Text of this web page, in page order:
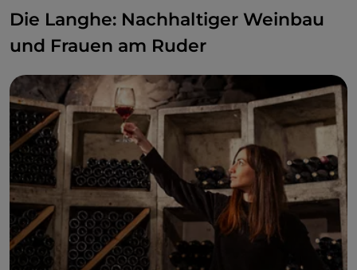
atemberaubenden Panorama der Langhe zu
genießen.
Die Langhe: Nachhaltiger Weinbau
und Frauen am Ruder